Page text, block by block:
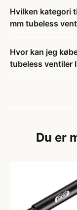
Hvilken kategori
mm tubeless
Hvor kan jeg
tubeless ventiler
Du er